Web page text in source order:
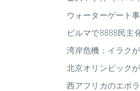
ウォーターゲート
ビルマで8888民主
湾岸危機：イラク
北京オリンピック
西アフリカのエボ